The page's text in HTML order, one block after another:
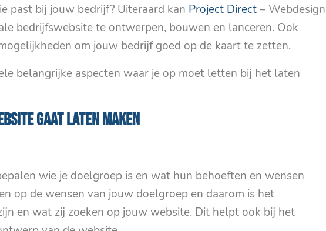
past bij jouw bedrijf? Uiteraard kan Project Direct– Webdesign
bedrijfswebsite te ontwerpen, bouwen en lanceren. Ook
om jouw bedrijf goed op de kaart te zetten.
belangrijke aspecten waar je op moet letten bij het laten
gaat laten maken
wie je doelgroep is en wat hun behoeften en wensen
op de wensen van jouw doelgroep en daarom is het
en wat zij zoeken op jouw website. Dit helpt ook bij het